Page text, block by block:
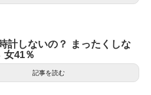
計しないの？ まったくしな
女41％
記事を読む